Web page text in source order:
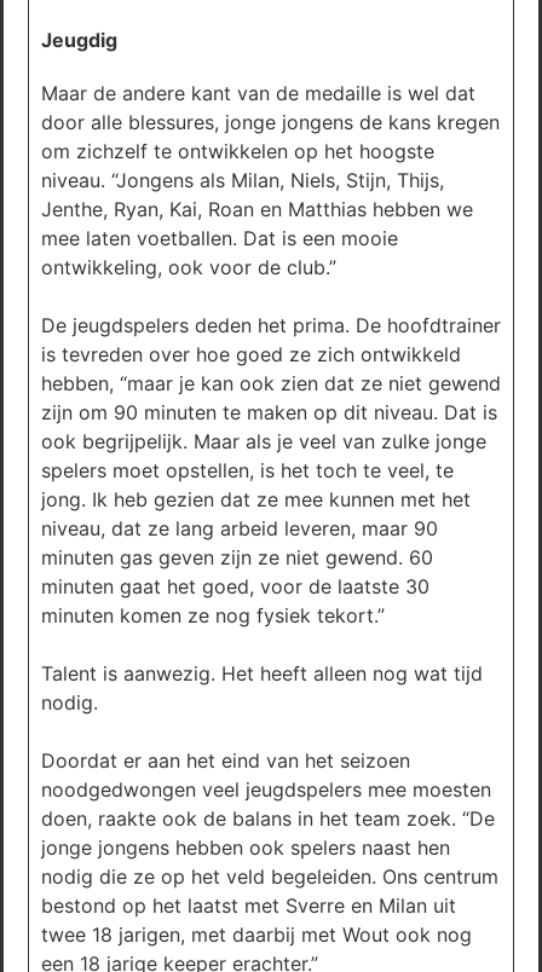
Jeugdig
Maar de andere kant van de medaille is wel dat
door alle blessures, jonge jongens de kans kregen
om zichzelf te ontwikkelen op het hoogste
niveau. “Jongens als Milan, Niels, Stijn, Thijs,
Jenthe, Ryan, Kai, Roan en Matthias hebben we
mee laten voetballen. Dat is een mooie
ontwikkeling, ook voor de club.”
De jeugdspelers deden het prima. De hoofdtrainer
is tevreden over hoe goed ze zich ontwikkeld
hebben, “maar je kan ook zien dat ze niet gewend
zijn om 90 minuten te maken op dit niveau. Dat is
ook begrijpelijk. Maar als je veel van zulke jonge
spelers moet opstellen, is het toch te veel, te
jong. Ik heb gezien dat ze mee kunnen met het
niveau, dat ze lang arbeid leveren, maar 90
minuten gas geven zijn ze niet gewend. 60
minuten gaat het goed, voor de laatste 30
minuten komen ze nog fysiek tekort.”
Talent is aanwezig. Het heeft alleen nog wat tijd
nodig.
Doordat er aan het eind van het seizoen
noodgedwongen veel jeugdspelers mee moesten
doen, raakte ook de balans in het team zoek. “De
jonge jongens hebben ook spelers naast hen
nodig die ze op het veld begeleiden. Ons centrum
bestond op het laatst met Sverre en Milan uit
twee 18 jarigen, met daarbij met Wout ook nog
een 18 jarige keeper erachter.”